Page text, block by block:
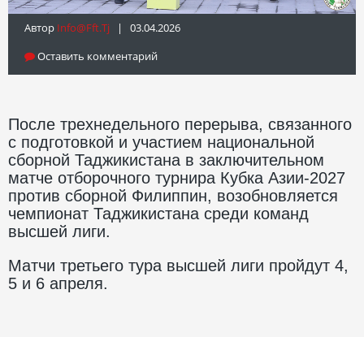
Автор Info@fft.tj | 03.04.2026
Оставить комментарий
После трехнедельного перерыва, связанного
с подготовкой и участием национальной
сборной Таджикистана в заключительном
матче отборочного турнира Кубка Азии-2027
против сборной Филиппин, возобновляется
чемпионат Таджикистана среди команд
высшей лиги.
Матчи третьего тура высшей лиги пройдут 4,
5 и 6 апреля.